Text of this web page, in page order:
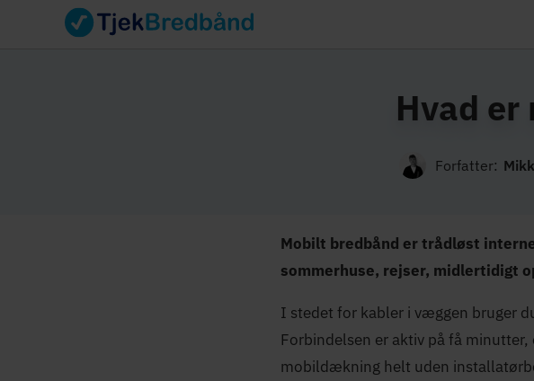
Hvad
Forfatter:
Mobilt bredbånd er trådløst
sommerhuse, rejser, midlertidigt
I stedet for kabler i væggen bruger
Forbindelsen er aktiv på få
mobildækning helt uden